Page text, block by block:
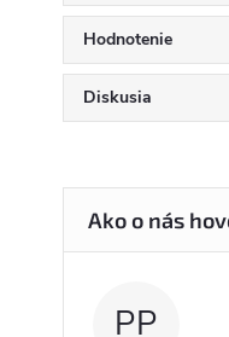
Hodnotenie
Diskusia
PP